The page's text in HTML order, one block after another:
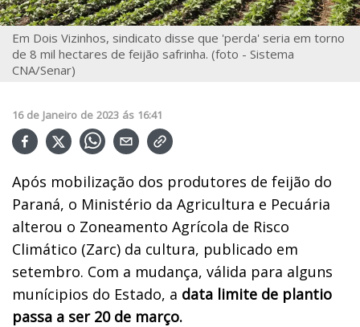
Em Dois Vizinhos, sindicato disse que 'perda' seria em torno
de 8 mil hectares de feijão safrinha. (foto - Sistema
CNA/Senar)
16 de Janeiro de 2023 ás 16:41
Após mobilização dos produtores de feijão do
Paraná, o Ministério da Agricultura e Pecuária
alterou o Zoneamento Agrícola de Risco
Climático (Zarc) da cultura, publicado em
setembro. Com a mudança, válida para alguns
munícipios do Estado, a data limite de plantio
passa a ser 20 de março.